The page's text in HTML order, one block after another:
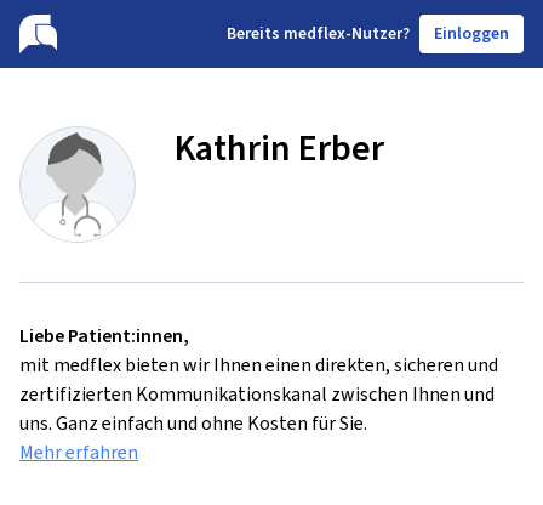
Bereits medflex-Nutzer? Einloggen
Kathrin Erber
Liebe Patient:innen,
mit medflex bieten wir Ihnen einen direkten, sicheren und
zertifizierten Kommunikationskanal zwischen Ihnen und
uns. Ganz einfach und ohne Kosten für Sie.
Mehr erfahren